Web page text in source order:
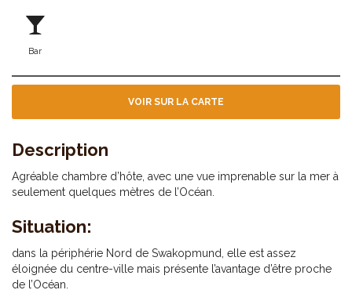
Bar
VOIR SUR LA CARTE
Description
Agréable chambre d’hôte, avec une vue imprenable sur la mer à
seulement quelques mètres de l’Océan.
Situation:
dans la périphérie Nord de Swakopmund, elle est assez
éloignée du centre-ville mais présente l’avantage d’être proche
de l’Océan.